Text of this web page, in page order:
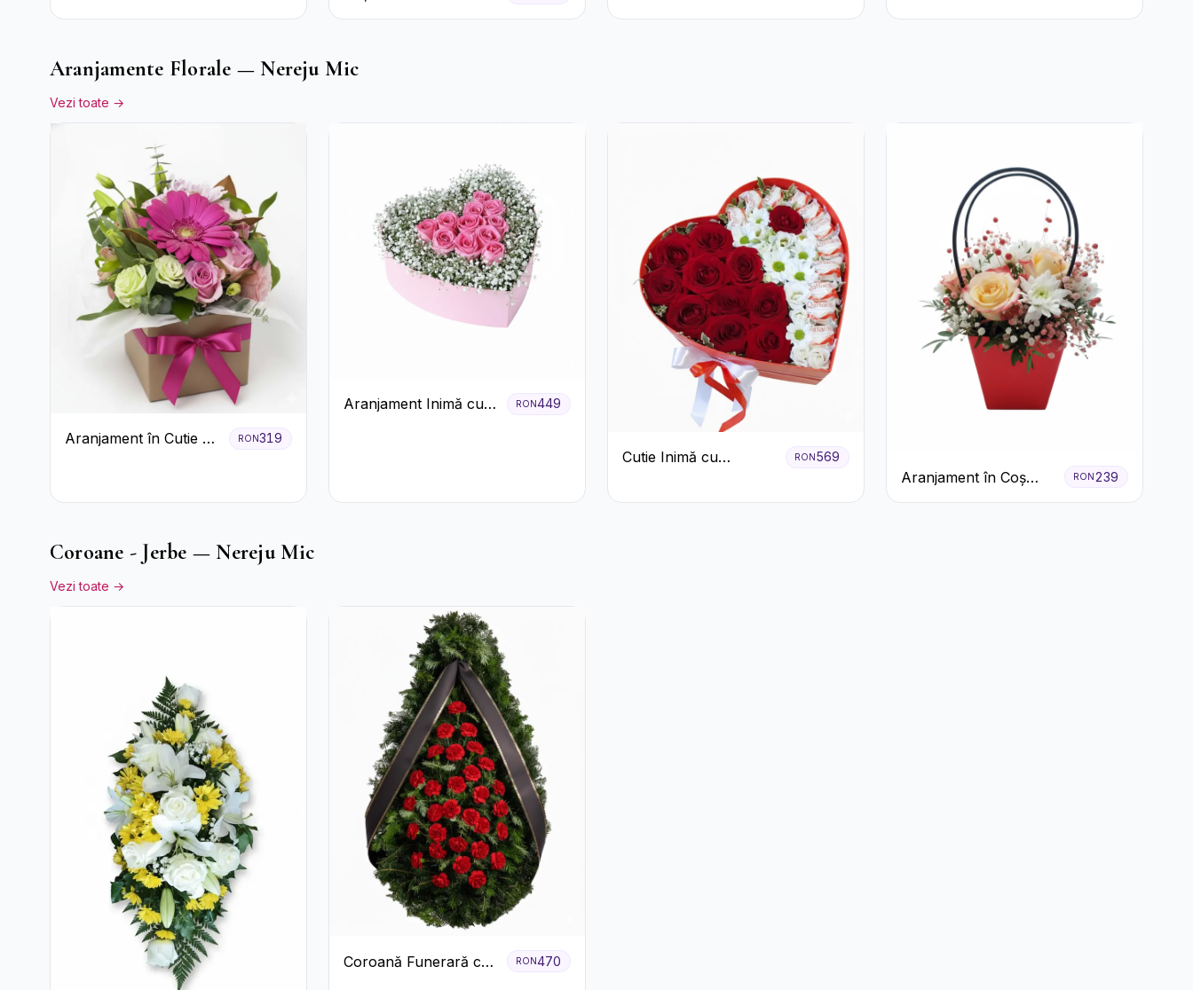
Aranjamente Florale — Nereju Mic
Vezi toate →
Aranjament în Cutie cu
RON319
Aranjament Inimă cu
RON449
Cutie Inimă cu
Crizanteme Albe și
RON569
Aranjament în Coș
Roșu cu Trandafiri și
RON239
Coroane - Jerbe — Nereju Mic
Vezi toate →
Coroană Funerară cu
RON470